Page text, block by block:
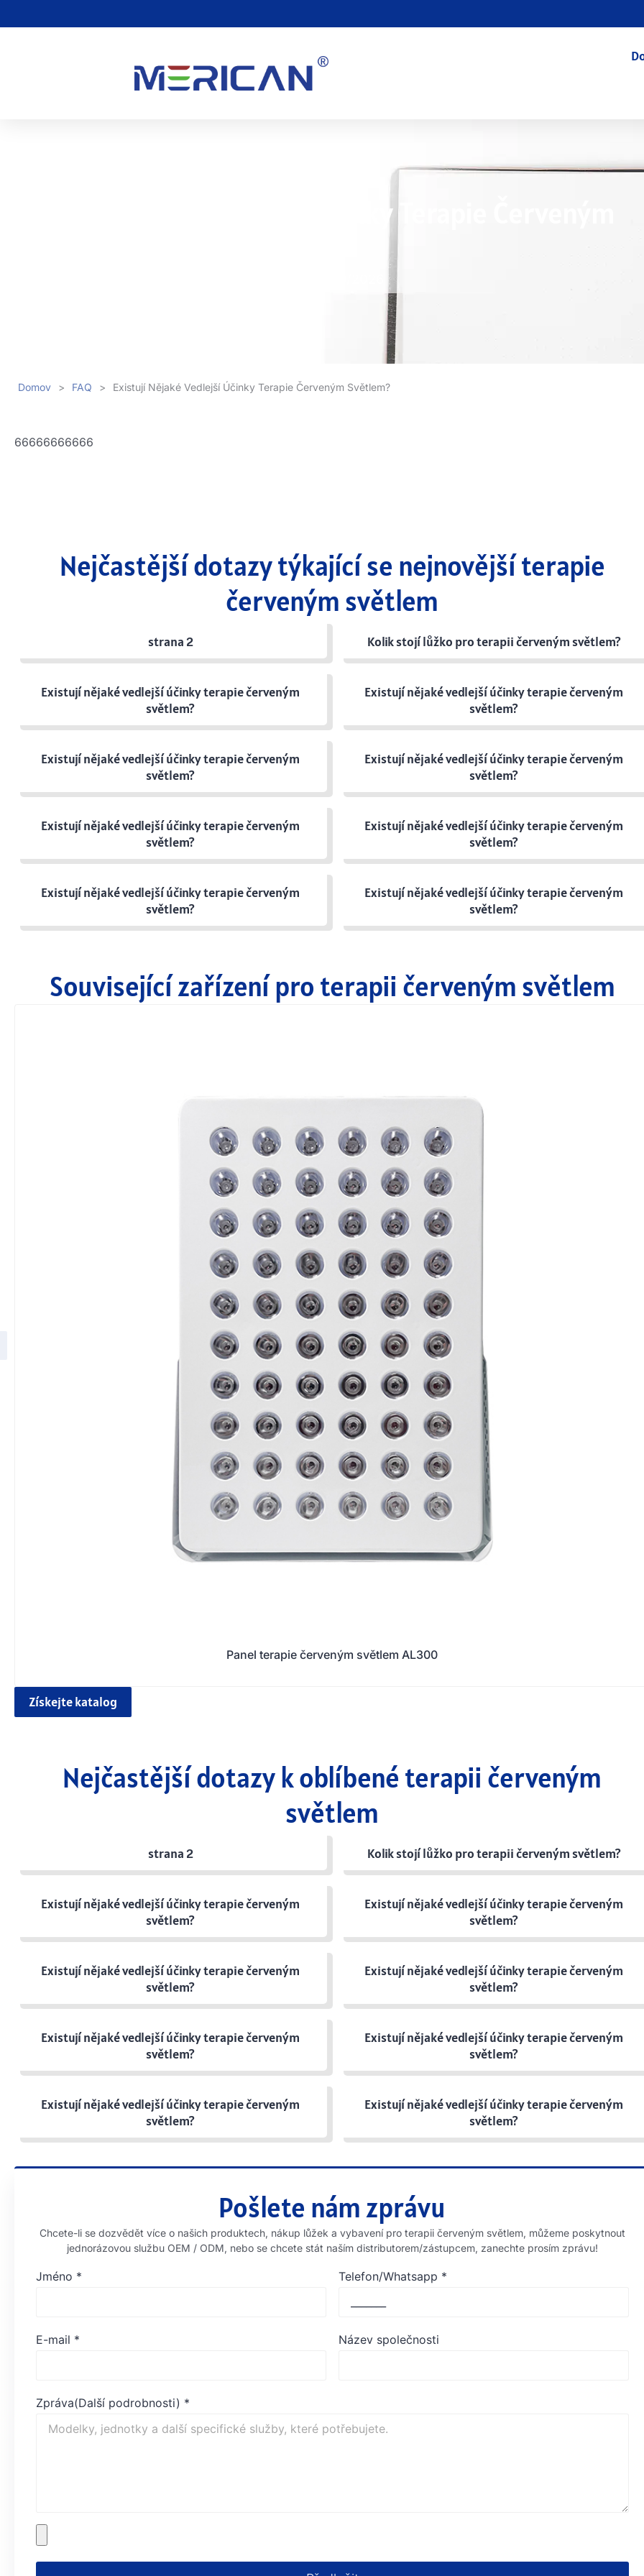
Existují Nějaké Vedlejší Účinky Terapie Červeným
Domov > FAQ > Existují Nějaké Vedlejší Účinky Terapie Červeným Světlem?
66666666666
Nejčastější dotazy týkající se nejnovější terapie
červeným světlem
strana 2 Kolik stojí lůžko pro terapii červeným světlem?
Existují nějaké vedlejší účinky terapie červeným
světlem?
Existují nějaké vedlejší účinky terapie červeným
světlem?
Existují nějaké vedlejší účinky terapie červeným
světlem?
Existují nějaké vedlejší účinky terapie červeným
světlem?
Existují nějaké vedlejší účinky terapie červeným
světlem?
Existují nějaké vedlejší účinky terapie červeným
světlem?
Existují nějaké vedlejší účinky terapie červeným
světlem?
Existují nějaké vedlejší účinky terapie červeným
světlem?
Související zařízení pro terapii červeným světlem
Panel terapie červeným světlem AL300
Získejte katalog
Nejčastější dotazy k oblíbené terapii červeným
světlem
strana 2 Kolik stojí lůžko pro terapii červeným světlem?
Existují nějaké vedlejší účinky terapie červeným
světlem?
Existují nějaké vedlejší účinky terapie červeným
světlem?
Existují nějaké vedlejší účinky terapie červeným
světlem?
Existují nějaké vedlejší účinky terapie červeným
světlem?
Existují nějaké vedlejší účinky terapie červeným
světlem?
Existují nějaké vedlejší účinky terapie červeným
světlem?
Existují nějaké vedlejší účinky terapie červeným
světlem?
Existují nějaké vedlejší účinky terapie červeným
světlem?
Pošlete nám zprávu
Chcete-li se dozvědět více o našich produktech, nákup lůžek a vybavení pro terapii červeným světlem, můžeme poskytnout
jednorázovou službu OEM / ODM, nebo se chcete stát naším distributorem/zástupcem, zanechte prosím zprávu!
Jméno * Telefon/Whatsapp *
E-mail * Název společnosti
Zpráva(Další podrobnosti) *